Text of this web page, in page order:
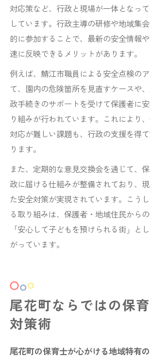
対応策など、行政と現場が一体となっ
しています。行政主導の研修や地域集
的に参加することで、最新の安全情報
速に反映できるメリットがあります。
例えば、鯖江市職員による安全点検の
て、園内の危険箇所を見直すケースや
政手続きのサポートを受けて保護者に
り組みが行われています。これにより
対応が難しい課題も、行政の支援を得
ります。
また、定期的な意見交換会を通じて、
政に届ける仕組みが整備されており、
た安全対策が実現されています。こう
る取り組みは、保護者・地域住民からの
「安心して子どもを預けられる街」と
がっています。
尾花町ならではの保
対策術
尾花町の保育士が心がける地域特有